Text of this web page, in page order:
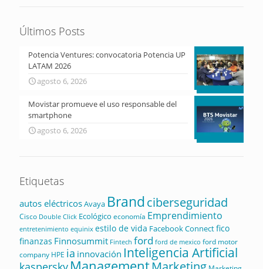
Últimos Posts
Potencia Ventures: convocatoria Potencia UP
LATAM 2026
agosto 6, 2026
Movistar promueve el uso responsable del
smartphone
agosto 6, 2026
Etiquetas
autos eléctricosAvaya Brandciberseguridad
Cisco Double Click Ecológico economía Emprendimiento
entretenimiento equinix estilo de vida Facebook Connectfico
finanzas Finnosummit Fintech ford ford de mexico ford motor
company HPE ia innovación Inteligencia Artificial